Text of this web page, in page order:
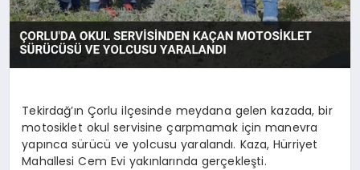
Tekirdağ’ın Çorlu ilçesinde meydana gelen kazada, bir
motosiklet okul servisine çarpmamak için manevra
yapınca sürücü ve yolcusu yaralandı. Kaza, Hürriyet
Mahallesi Cem Evi yakınlarında gerçekleşti.